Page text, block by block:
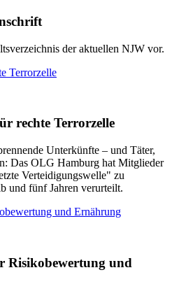
der aktuellen NJW vor.
Terrorzelle
rechte Terrorzelle
Unterkünfte – und Täter,
Das OLG Hamburg hat Mitglieder
Verteidigungswelle" zu
und fünf Jahren verurteilt.
und Ernährung
Risikobewertung und